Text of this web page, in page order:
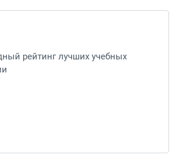
рейтинг лучших учебных